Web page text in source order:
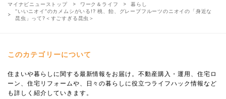
マイナビニューストップ ワーク＆ライフ
暮らし
“いいニオイ”のカメムシがいる!? 桃、飴、グレープフルーツのニオイの「身近な
昆虫」って?＜すごすぎる昆虫＞
このカテゴリーについて
住まいや暮らしに関する最新情報をお届け。不動産購入・運用、住宅ロ
ーン、住宅リフォームや、日々の暮らしに役立つライフハック情報など
も詳しく紹介していきます。